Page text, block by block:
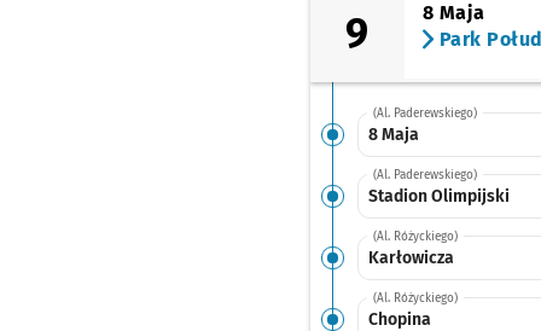
9
8 Maja
Park
(Al. Paderewskiego)
8 Maja
(Al. Paderewskiego)
Stadion Olimpijski
(Al. Różyckiego)
Karłowicza
(Al. Różyckiego)
Chopina